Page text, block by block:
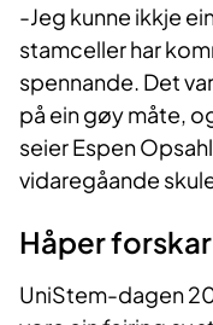
-Jeg kunne ikkje
stamceller har
spennande. Det
på ein gøy måte,
seier Espen
vidaregåande
Håper
UniStem-dagen